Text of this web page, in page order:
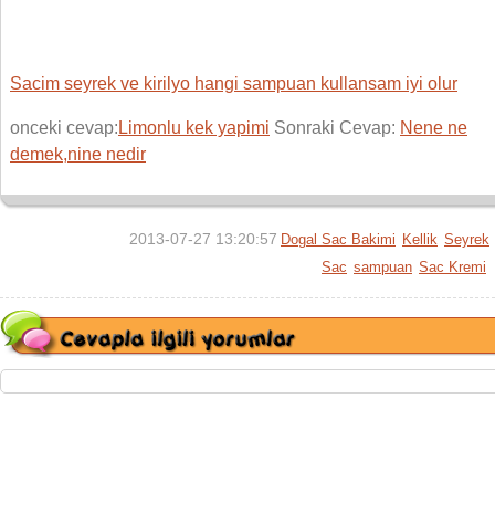
Sacim seyrek ve kirilyo hangi sampuan kullansam iyi olur
onceki cevap: Limonlu kek yapimi Sonraki Cevap: Nene ne
demek,nine nedir
2013-07-27 13:20:57 Dogal Sac Bakimi Kellik Seyrek
Sac sampuan Sac Kremi